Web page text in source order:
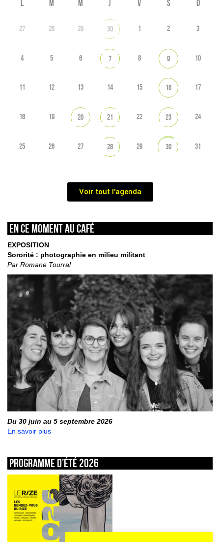
L M M J V S D
27 28 29 30 1 2 3
4 5 6 7 8 9 10
11 12 13 14 15 16 17
18 19 20 21 22 23 24
25 26 27 28 29 30 31
Voir tout l'agenda
En ce moment au café
EXPOSITION
Sororité : photographie en milieu militant
Par Romane Tourral
Du 30 juin au 5 septembre 2026
En savoir plus
Programme d’été 2026